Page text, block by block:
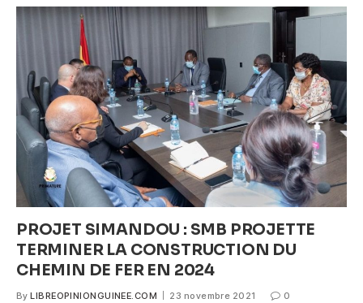
b
o
o
k
A
p
n
g
er
PROJET SIMANDOU : SMB PROJETTE
TERMINER LA CONSTRUCTION DU
CHEMIN DE FER EN 2024
By LIBREOPINIONGUINEE.COM 23 novembre 2021 0